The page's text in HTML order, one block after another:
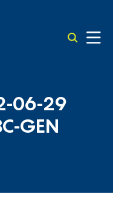
06-29
GEN